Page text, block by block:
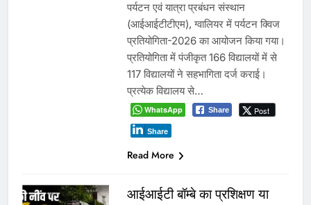
पर्यटन एवं यात्रा प्रबंधन संस्थान
(आईआईटीटीएम), ग्वालियर में पर्यटन क्विज
प्रतियोगिता-2026 का आयोजन किया गया।
प्रतियोगिता में पंजीकृत 166 विद्यालयों में से
117 विद्यालयों ने सहभागिता दर्ज कराई।
प्रत्येक विद्यालय से…
WhatsApp Share Post
Share
Read More
आईआईटी बॉम्बे का प्रशिक्षण या